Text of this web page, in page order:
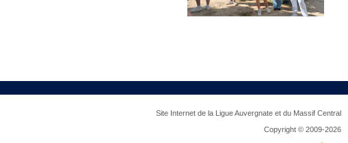
Site Internet de la Ligue Auvergnate et du Massif Central
Copyright © 2009-2026